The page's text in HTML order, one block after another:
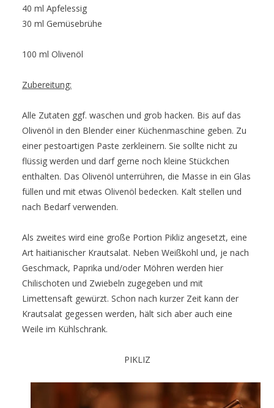
40 ml Apfelessig
30 ml Gemüsebrühe
100 ml Olivenöl
Zubereitung:
Alle Zutaten ggf. waschen und grob hacken. Bis auf das
Olivenöl in den Blender einer Küchenmaschine geben. Zu
einer pestoartigen Paste zerkleinern. Sie sollte nicht zu
flüssig werden und darf gerne noch kleine Stückchen
enthalten. Das Olivenöl unterrühren, die Masse in ein Glas
füllen und mit etwas Olivenöl bedecken. Kalt stellen und
nach Bedarf verwenden.
Als zweites wird eine große Portion Pikliz angesetzt, eine
Art haitianischer Krautsalat. Neben Weißkohl und, je nach
Geschmack, Paprika und/oder Möhren werden hier
Chilischoten und Zwiebeln zugegeben und mit
Limettensaft gewürzt. Schon nach kurzer Zeit kann der
Krautsalat gegessen werden, hält sich aber auch eine
Weile im Kühlschrank.
PIKLIZ